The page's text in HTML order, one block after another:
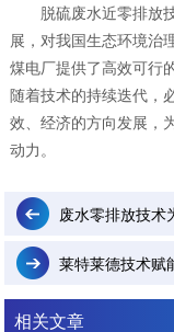
脱硫废水近零排放技
展，对我国生态环境治
煤电厂提供了高效可行
随着技术的持续迭代，
效、经济的方向发展，
动力。
废水零排放技术
莱特莱德技术赋
相关文章